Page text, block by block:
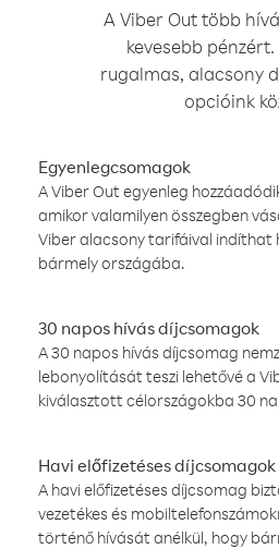
A Viber Out több
kevesebb
rugalmas, alacsony
opcióink
Egyenlegcsomagok
A Viber Out egyenleg
amikor valamilyen összegben
Viber alacsony tarifáival indíthat
bármely országába.
30 napos hívás díjcsomagok
A 30 napos hívás díjcsomag
lebonyolítását teszi lehetővé a
kiválasztott célországokba 30
Havi előfizetéses díjcsomagok
A havi előfizetéses díjcsomag
vezetékes és
történő hívását anélkül, hogy